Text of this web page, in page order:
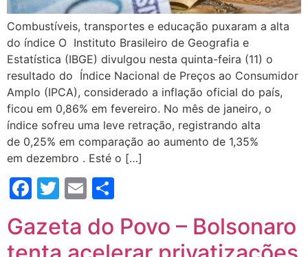
Combustíveis, transportes e educação puxaram a alta
do índice O Instituto Brasileiro de Geografia e
Estatística (IBGE) divulgou nesta quinta-feira (11) o
resultado do Índice Nacional de Preços ao Consumidor
Amplo (IPCA), considerado a inflação oficial do país,
ficou em 0,86% em fevereiro. No mês de janeiro, o
índice sofreu uma leve retração, registrando alta
de 0,25% em comparação ao aumento de 1,35%
em dezembro . Esté o […]
Facebook
Twitter
Email
Gazeta do Povo – Bolsonaro